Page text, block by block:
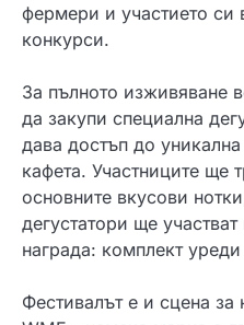
фермери и участието
конкурси.
За пълното изживяване
да закупи специална
дава достъп до
кафета. Участниците ще
основните вкусови
дегустатори ще
награда: комплект
Фестивалът е и сцена за